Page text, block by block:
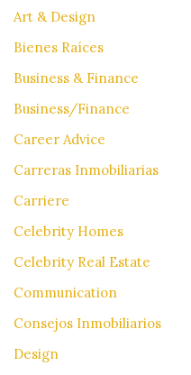
Art & Design
Bienes Raíces
Business & Finance
Business/Finance
Career Advice
Carreras Inmobiliarias
Carriere
Celebrity Homes
Celebrity Real Estate
Communication
Consejos Inmobiliarios
Design